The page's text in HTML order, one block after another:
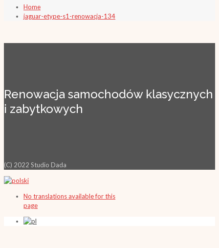
Home
jaguar-etype-s1-renowacja-134
Renowacja samochodów klasycznych
i zabytkowych
(C) 2022 Studio Dada
No translations available for this
page